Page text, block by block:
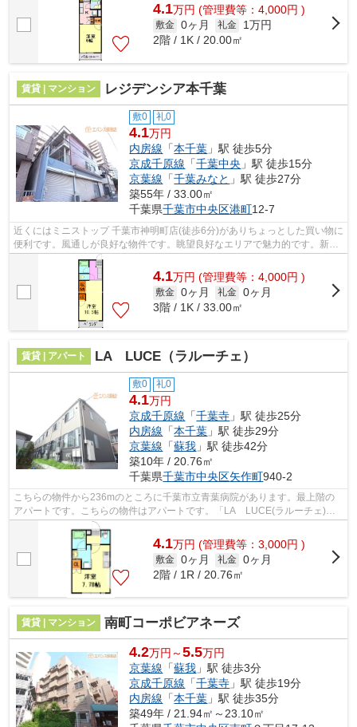
4.1万円 (管理費等：4,000円 )
敷金 0ヶ月 礼金
1万円
2階 / 1K / 20.00㎡
賃貸 | マンション レジデンシア本千葉
敷0 礼0
4.1万円
内房線 「本千葉 」駅 徒歩5分
京成千原線 「千葉中央 」駅 徒歩15分
京葉線 「千葉みなと 」駅 徒歩27分
築55年 / 33.00㎡
千葉県千葉市中央区港町12-7
近くにはミニストップ 千葉市神明町店(徒歩6分)がありちょっとした買い物に
便利です。風通しが良好な物件です。眺望良好なエリアで魅力的です。新着
情報：レジデンシア本千葉の空室情...
4.1万円 (管理費等：4,000円 )
敷金 0ヶ月 礼金 0ヶ月
3階 / 1K / 33.00㎡
賃貸 | アパート LA LUCE（ラルーチェ）
敷0 礼0
4.1万円
京成千原線 「千葉寺 」駅 徒歩25分
内房線 「本千葉 」駅 徒歩29分
京葉線 「蘇我 」駅 徒歩42分
築10年 / 20.76㎡
千葉県千葉市中央区矢作町940-2
こちらの物件から236mのところに千葉市立青葉病院があります。最上階の
アパートです。こちらの物件はアパートです。「LA LUCE(ラルーチェ)」
のここがイチオシ。エバンス 蘇我店で不...
4.1万円 (管理費等：3,000円 )
敷金 0ヶ月 礼金 0ヶ月
2階 / 1R / 20.76㎡
賃貸 | マンション 南町コーポビアネーズ
4.2万円～5.5万円
京葉線 「蘇我 」駅 徒歩3分
京成千原線 「千葉寺 」駅 徒歩19分
内房線 「本千葉 」駅 徒歩35分
築49年 / 21.94㎡～23.10㎡